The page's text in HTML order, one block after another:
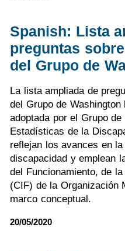
Spanish: Lista
preguntas
del Grupo de
La lista ampliada de
del Grupo de
adoptada por el Grupo
Estadísticas de la
reflejan los avances en
discapacidad y emplean
del Funcionamiento, de
(CIF) de la Organización
marco conceptual.
20/05/2020